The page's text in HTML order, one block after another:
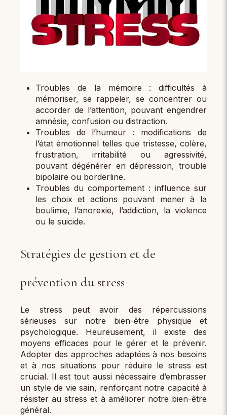
Troubles de la mémoire : difficultés à
mémoriser, se rappeler, se concentrer ou
accorder de l’attention, pouvant engendrer
amnésie, confusion ou distraction.
Troubles de l’humeur : modifications de
l’état émotionnel telles que tristesse, colère,
frustration, irritabilité ou agressivité,
pouvant dégénérer en dépression, trouble
bipolaire ou borderline.
Troubles du comportement : influence sur
les choix et actions pouvant mener à la
boulimie, l’anorexie, l’addiction, la violence
ou le suicide.
Stratégies de gestion et de
prévention du stress
Le stress peut avoir des répercussions
sérieuses sur notre bien-être physique et
psychologique. Heureusement, il existe des
moyens efficaces pour le gérer et le prévenir.
Adopter des approches adaptées à nos besoins
et à nos situations pour réduire le stress est
crucial. Il est tout aussi nécessaire d’embrasser
un style de vie sain, renforçant notre capacité à
résister au stress et à améliorer notre bien-être
général.